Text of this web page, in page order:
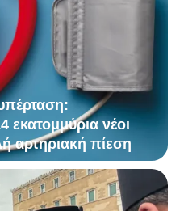
εκατομμύρια νέοι
αρτηριακή πίεση